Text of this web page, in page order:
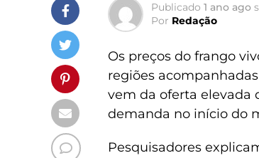
Publicado 1 ano ago
Por Redação
Os preços do frango
regiões
vem da oferta elevada
demanda no início do
Pesquisadores